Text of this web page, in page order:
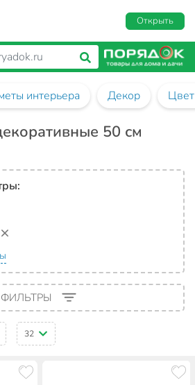
Открыть
интерьера Декор
50 см
ФИЛЬТРЫ
32